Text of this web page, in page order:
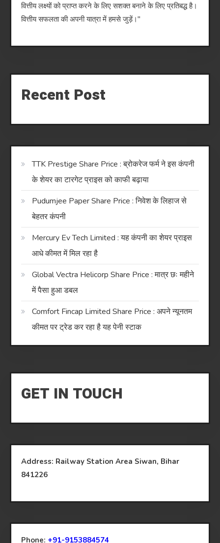
वित्तीय लक्ष्यों को प्राप्त करने के लिए सशक्त बनाने के लिए प्रतिबद्ध है।
वित्तीय सफलता की अपनी यात्रा में हमसे जुड़ें।"
Recent Post
TTK Prestige Share Price : ब्रोकरेज फर्म ने इस कंपनी
के शेयर का टारगेट प्राइस को काफी बढ़ाया
Pudumjee Paper Share Price : निवेश के लिहाज से
बेहतर कंपनी
Mercury Ev Tech Limited : यह कंपनी का शेयर प्राइस
आधे कीमत में मिल रहा है
Global Vectra Helicorp Share Price : मात्र छः महीने
में पैसा हुआ डबल
Comfort Fincap Limited Share Price : अपने न्यूनतम
कीमत पर ट्रेड कर रहा है यह पेनी स्टाक
GET IN TOUCH
Address: Railway Station Area Siwan, Bihar
841226
Phone: +91-9153884574